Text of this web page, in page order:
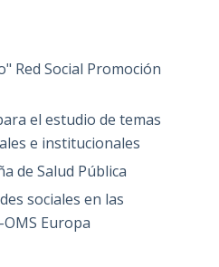
Red Social Promoción
el estudio de temas
e institucionales
de Salud Pública
sociales en las
Europa